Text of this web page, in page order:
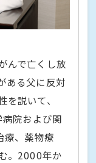
んで亡くし放
ある父に反対
説いて、
院および関
療、薬物療
。2000年か